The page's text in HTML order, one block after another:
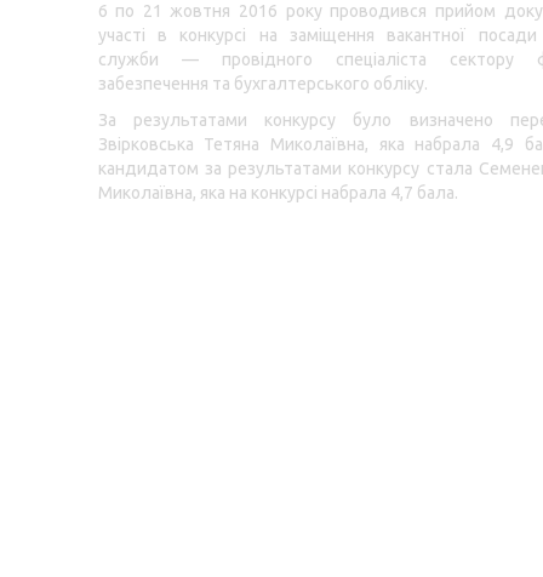
6 по 21 жовтня 2016 року проводився прийом
участі в конкурсі на заміщення вакантної
служби — провідного спеціаліста сектору
забезпечення та бухгалтерського обліку.
За результатами конкурсу було визначено
Звірковська Тетяна Миколаївна, яка набрала 4,9
кандидатом за результатами конкурсу стала
Миколаївна, яка на конкурсі набрала 4,7 бала.